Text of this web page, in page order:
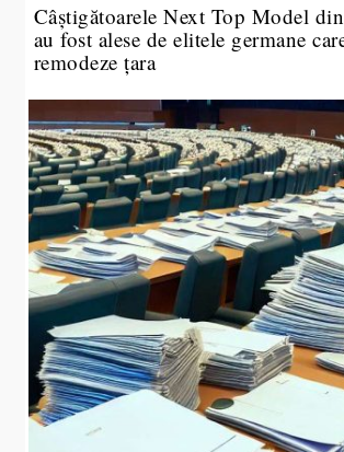
Câștigătoarele Next Top Model
au fost alese de elitele germane
remodeze țara